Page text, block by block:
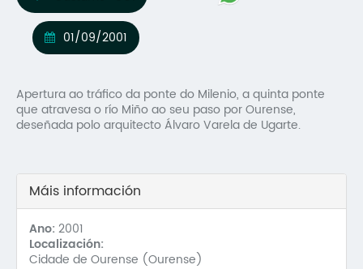
01/09/2001
Apertura ao tráfico da ponte do Milenio, a quinta ponte
que atravesa o río Miño ao seu paso por Ourense,
deseñada polo arquitecto Álvaro Varela de Ugarte.
Máis información
Ano: 2001
Localización:
Cidade de Ourense (Ourense)